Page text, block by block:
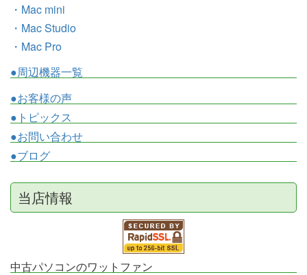
・Mac mini
・Mac Studio
・Mac Pro
●周辺機器一覧
●お客様の声
●トピックス
●お問い合わせ
●ブログ
当店情報
中古パソコンのワットファン